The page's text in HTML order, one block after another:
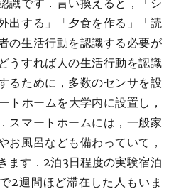
識です．言い換えると，「シ
出する」「夕食を作る」「読
の生活行動を認識する必要が
うすれば人の生活行動を認識
るために，多数のセンサを設
トホームを大学内に設置し，
スマートホームには，一般家
お風呂なども備わっていて，
ます．2泊3日程度の実験宿泊
2週間ほど滞在した人もいま